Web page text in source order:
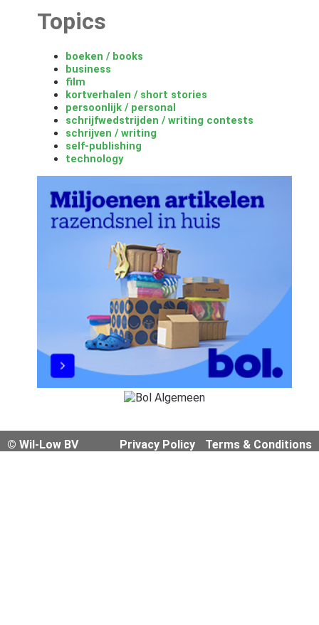
Topics
boeken / books
business
film
kortverhalen / short stories
persoonlijk / personal
schrijfwedstrijden / writing contests
schrijven / writing
self-publishing
technology
© Wil-Low BV Privacy Policy Terms & Conditions